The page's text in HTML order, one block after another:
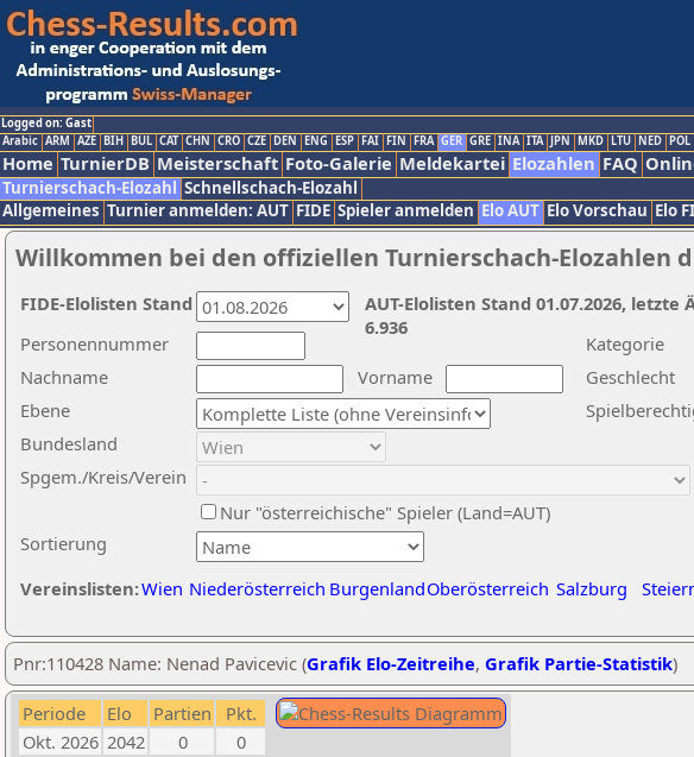
Logged on: Gast
Arabic ARM AZE BIH BUL CAT CHN CRO CZE DEN ENG ESP FAI FIN FRA GER GRE INA ITA JPN MKD LTU NED POL
Home TurnierDB Meisterschaft Foto-Galerie Meldekartei Elozahlen FAQ
Turnierschach-Elozahl Schnellschach-Elozahl
Allgemeines Turnier anmelden: AUT FIDE Spieler anmelden Elo AUT Elo Vorschau Elo
Willkommen bei den offiziellen Turnierschach-Elozahlen
Nachname
Vorname
Ebene
Kategorie
Sortierung
Personennummer
Bundesland
Spgem./Kreis/Verein
Geschlecht
Nur "österreichische" Spieler (Land=AUT)
Vereinslisten:Wien Niederösterreich BurgenlandOberösterreich Salzburg
AUT-Elolisten Stand 01.07.2026,
6.936
FIDE-Elolisten Stand
Pnr:110428 Name: Nenad Pavicevic (Grafik Elo-Zeitreihe, Grafik Partie-Statistik)
Periode Elo Partien
Pkt.
Okt. 2026 2042 0
0